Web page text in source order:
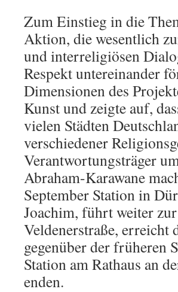
Zum Einstieg in die
Aktion, die wesentlich
und interreligiösen
Respekt untereinander
Dimensionen des
Kunst und zeigte auf,
vielen Städten
verschiedener
Verantwortungsträger
Abraham-Karawane
September Station in
Joachim, führt weiter
Veldenerstraße, erreicht
gegenüber der früheren
Station am Rathaus an
enden.